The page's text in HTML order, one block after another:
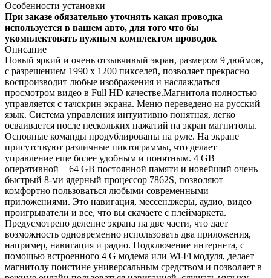
Особенности установки
При заказе обязательно уточнять какая проводка
используется в вашем авто, для того что бы
укомплектовать нужным комплектом проводок
Описание
Новый яркий и очень отзывчивый экран, размером 9 дюймов,
с разрешением 1990 х 1200 пикселей, позволяет прекрасно
воспроизводит любые изображения и наслаждаться
просмотром видео в Full HD качестве.Магнитола полностью
управляется с тачскрин экрана. Меню переведено на русский
язык. Система управления интуитивно понятная, легко
осваивается после нескольких нажатий на экран магнитолы.
Основные команды продублированы на руле. На экране
присутствуют различные пиктограммы, что делает
управление еще более удобным и понятным. 4 GB
оперативной + 64 GB постоянной памяти и новейший очень
быстрый 8-ми ядерный процессор 7862S, позволяют
комфортно пользоваться любыми современными
приложениями. Это навигация, мессенджеры, аудио, видео
проигрыватели и все, что вы скачаете с плеймаркета.
Предусмотрено деление экрана на две части, что дает
возможность одновременно использовать два приложения,
например, навигация и радио. Подключение интернета, с
помощью встроенного 4 G модема или Wi-Fi модуля, делает
магнитолу поистине универсальным средством и позволяет в